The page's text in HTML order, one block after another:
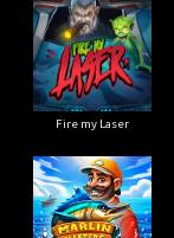
Fire my Laser